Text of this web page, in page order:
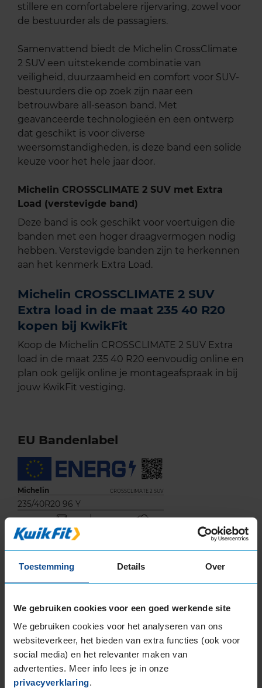
Toestemming Details Over
We gebruiken cookies voor een goed werkende site
We gebruiken cookies voor het analyseren van ons
websiteverkeer, het bieden van extra functies (ook voor
social media) en het relevanter maken van
advertenties. Meer info lees je in onze
privacyverklaring.
stillere en comfortabelere rijervaring, zowel voor
de bestuurder als de passagiers. ​
Samenvattend biedt de Michelin CrossClimate
2 SUV een uitstekende combinatie van
veiligheid, duurzaamheid en comfort voor SUV-
bestuurders die op zoek zijn naar een
betrouwbare all-season band. Met
geavanceerde technologieën en een ontwerp
dat geschikt is voor diverse
weersomstandigheden, is deze band een solide
keuze voor het hele jaar door.
Michelin CROSSCLIMATE 2 SUV met Extra
Load (verstevigde band)
Deze band is ook geschikt voor voertuigen die
banden met een hoger draagvermogen nodig
hebben. Verstevigde banden zijn te herkennen
aan het kenmerk Extra Load.
Michelin CROSSCLIMATE 2 SUV
Extra load in de maat 235 40 R20
kopen bij KwikFit
Koop de Michelin CROSSCLIMATE 2 SUV Extra
load in de maat 235 40 R20 eenvoudig online en
plan ook gelijk online je montageafspraak in bij
jouw KwikFit vestiging.
EU Bandenlabel
Michelin CROSSCLIMATE 2 SUV
235/40R20 96 Y
C
71
ABC